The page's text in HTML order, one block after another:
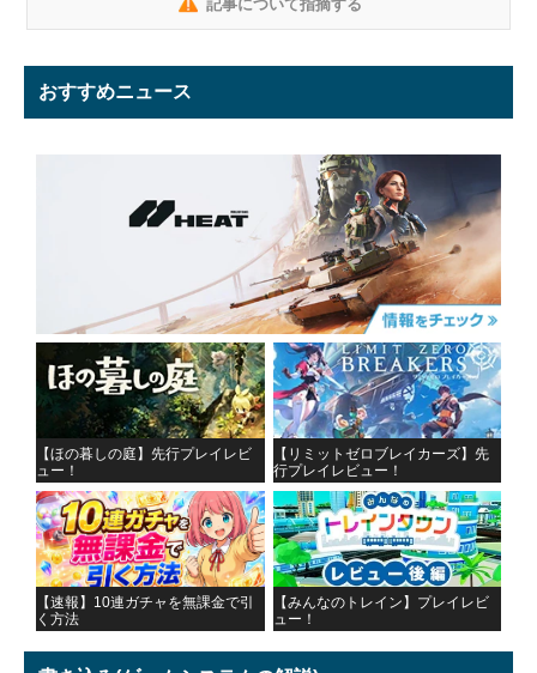
記事について指摘する
おすすめニュース
【ほの暮しの庭】先行プレイレビ
ュー！
【リミットゼロブレイカーズ】先
行プレイレビュー！
【速報】10連ガチャを無課金で引
く方法
【みんなのトレイン】プレイレビ
ュー！